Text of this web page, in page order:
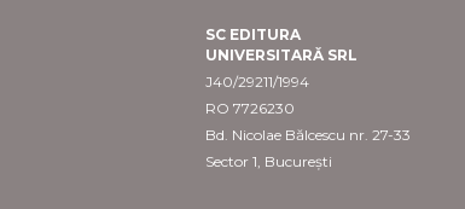
SC EDITURA
UNIVERSITARĂ SRL
J40/29211/1994
RO 7726230
Bd. Nicolae Bălcescu nr. 27-33
Sector 1, București